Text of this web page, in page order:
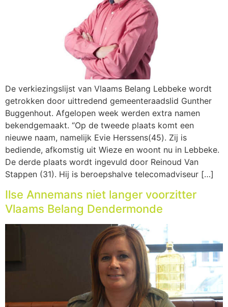
De verkiezingslijst van Vlaams Belang Lebbeke wordt
getrokken door uittredend gemeenteraadslid Gunther
Buggenhout. Afgelopen week werden extra namen
bekendgemaakt. “Op de tweede plaats komt een
nieuwe naam, namelijk Evie Herssens(45). Zij is
bediende, afkomstig uit Wieze en woont nu in Lebbeke.
De derde plaats wordt ingevuld door Reinoud Van
Stappen (31). Hij is beroepshalve telecomadviseur […]
Ilse Annemans niet langer voorzitter
Vlaams Belang Dendermonde